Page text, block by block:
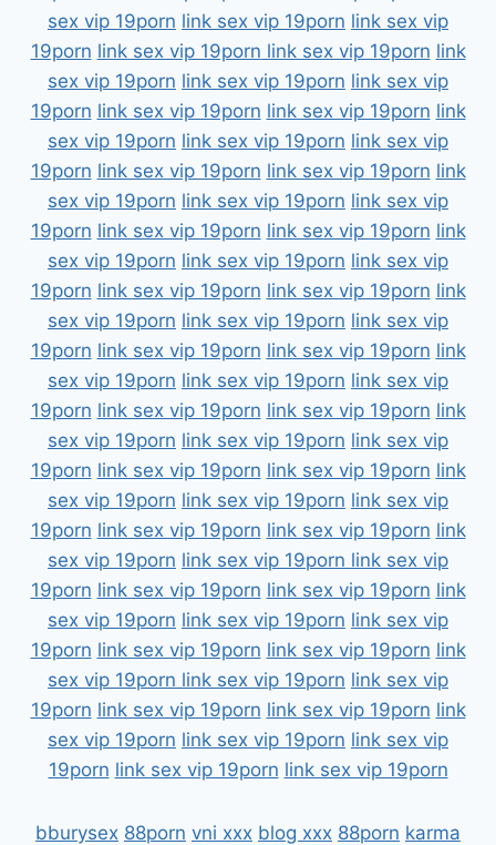
sex vip 19porn link sex vip 19porn link sex vip
19porn link sex vip 19porn link sex vip 19porn link
sex vip 19porn link sex vip 19porn link sex vip
19porn link sex vip 19porn link sex vip 19porn link
sex vip 19porn link sex vip 19porn link sex vip
19porn link sex vip 19porn link sex vip 19porn link
sex vip 19porn link sex vip 19porn link sex vip
19porn link sex vip 19porn link sex vip 19porn link
sex vip 19porn link sex vip 19porn link sex vip
19porn link sex vip 19porn link sex vip 19porn link
sex vip 19porn link sex vip 19porn link sex vip
19porn link sex vip 19porn link sex vip 19porn link
sex vip 19porn link sex vip 19porn link sex vip
19porn link sex vip 19porn link sex vip 19porn link
sex vip 19porn link sex vip 19porn link sex vip
19porn link sex vip 19porn link sex vip 19porn link
sex vip 19porn link sex vip 19porn link sex vip
19porn link sex vip 19porn link sex vip 19porn link
sex vip 19porn link sex vip 19porn link sex vip
19porn link sex vip 19porn link sex vip 19porn link
sex vip 19porn link sex vip 19porn link sex vip
19porn link sex vip 19porn link sex vip 19porn link
sex vip 19porn link sex vip 19porn link sex vip
19porn link sex vip 19porn link sex vip 19porn link
sex vip 19porn link sex vip 19porn link sex vip
19porn link sex vip 19porn link sex vip 19porn
bburysex 88porn vni xxx blog xxx 88porn karma